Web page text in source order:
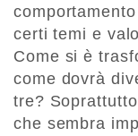
certi temi e
Come si è
come dovrà
tre?
che sembra